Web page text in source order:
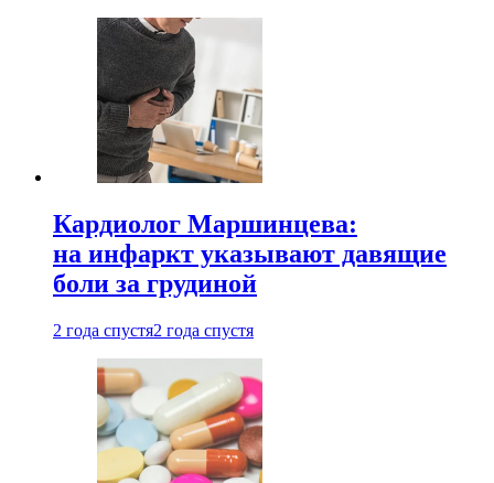
Кардиолог Маршинцева:
на инфаркт указывают давящие
боли за грудиной
2 года спустя2 года спустя